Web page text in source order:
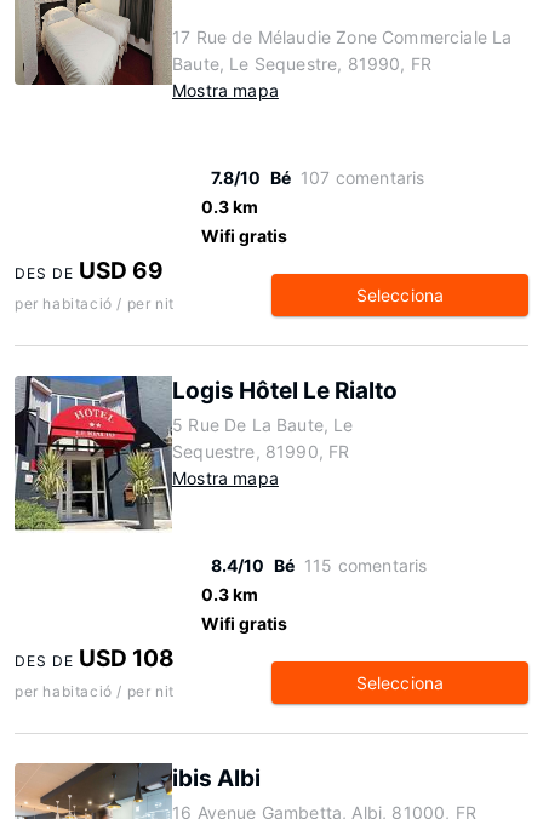
17 Rue de Mélaudie Zone Commerciale La
Baute, Le Sequestre, 81990, FR
Mostra mapa
7.8/10 Bé 107 comentaris
0.3 km
Wifi gratis
DES DE USD 69
per habitació / per nit Selecciona
Logis Hôtel Le Rialto
5 Rue De La Baute, Le
Sequestre, 81990, FR
Mostra mapa
8.4/10 Bé 115 comentaris
0.3 km
Wifi gratis
DES DE USD 108
per habitació / per nit Selecciona
ibis Albi
16 Avenue Gambetta, Albi, 81000, FR